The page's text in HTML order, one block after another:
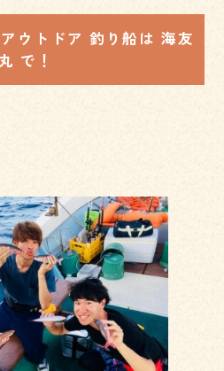
ウトドア 釣り船は 海友
で！